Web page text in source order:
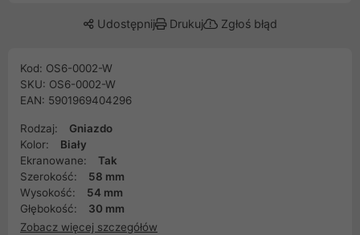
Udostępnij Drukuj Zgłoś błąd
Kod: OS6-0002-W
SKU: OS6-0002-W
EAN: 5901969404296
Rodzaj:
Gniazdo
Kolor:
Biały
Ekranowane:
Tak
Szerokość:
58 mm
Wysokość:
54 mm
Głębokość:
30 mm
Zobacz więcej szczegółów